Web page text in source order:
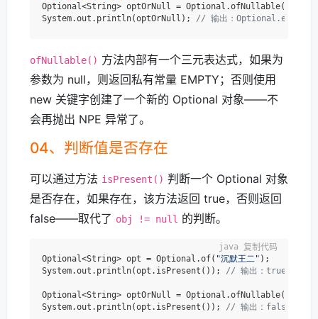
Optional<String> optOrNull = Optional.ofNullable(name);
System.out.println(optOrNull); // 输出：Optional.empty
ofNullable() 方法内部有一个三元表达式，如果为
参数为 null，则返回私有常量 EMPTY；否则使用
new 关键字创建了一个新的 Optional 对象——不
会再抛出 NPE 异常了。
04、判断值是否存在
可以通过方法 isPresent() 判断一个 Optional 对象
是否存在，如果存在，该方法返回 true，否则返回
false——取代了 obj != null 的判断。
Optional<String> opt = Optional.of( "沉默王二" );
System.out.println(opt.isPresent()); // 输出：true
Optional<String> optOrNull = Optional.ofNullable(
System.out.println(opt.isPresent()); // 输出：false
复制代码